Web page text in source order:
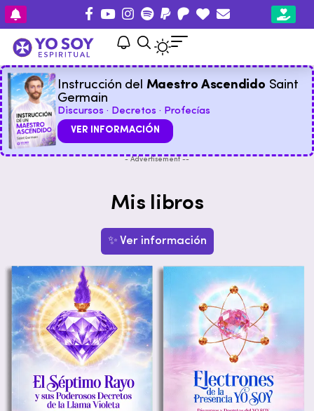
Instrucción del Maestro Ascendido Saint
Germain
Discursos · Decretos · Profecías
VER INFORMACIÓN
- Advertisement --
Mis libros
✨ Ver información